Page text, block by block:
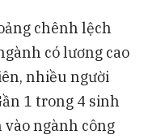
chênh lệch
có lương cao
nhiều người
1 trong 4 sinh
vào ngành công